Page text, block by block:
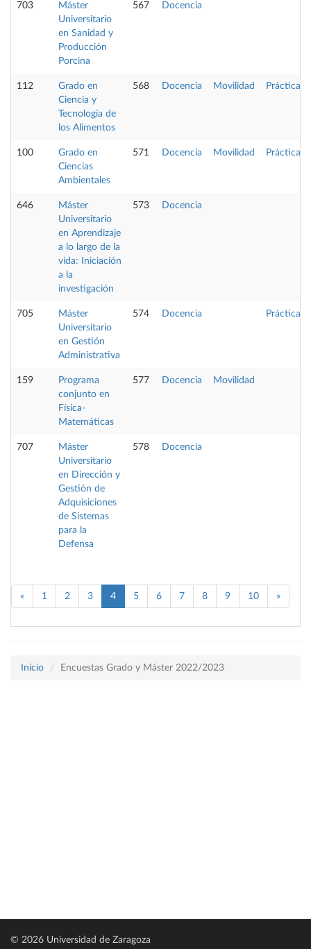
703
Máster
Universitario
en Sanidad y
Producción
Porcina
567 Docencia
112
Grado en
Ciencia y
Tecnología de
los Alimentos
568 Docencia Movilidad Prácticas
100
Grado en
Ciencias
Ambientales
571 Docencia Movilidad Prácticas
646
Máster
Universitario
en Aprendizaje
a lo largo de la
vida: Iniciación
a la
investigación
573 Docencia
705
Máster
Universitario
en Gestión
Administrativa
574 Docencia Prácticas
159
Programa
conjunto en
Física-
Matemáticas
577 Docencia Movilidad
707
Máster
Universitario
en Dirección y
Gestión de
Adquisiciones
de Sistemas
para la
Defensa
578 Docencia
« 1 2 3 4 5 6 7 8 9 10 »
Inicio Encuestas Grado y Máster 2022/2023
© 2026 Universidad de Zaragoza